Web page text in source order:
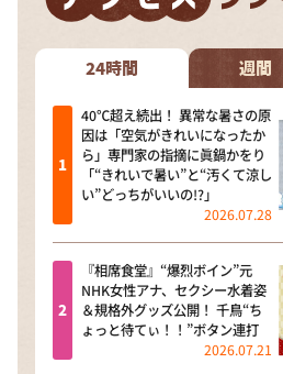
24時間 週間
40℃超え続出！ 異常な暑さの原
因は「空気がきれいになったか
ら」専門家の指摘に眞鍋かをり
「“きれいで暑い”と“汚くて涼し
い”どっちがいいの!?」
2026.07.28
『相席食堂』“爆烈ボイン”元
NHK女性アナ、セクシー水着姿
＆規格外グッズ公開！ 千鳥“ち
ょっと待てぃ！！”ボタン連打
2026.07.21